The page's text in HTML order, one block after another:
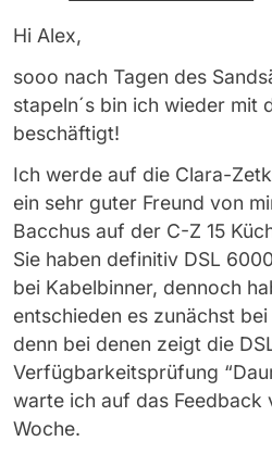
Hi Alex,
sooo nach Tagen des
stapeln´s bin ich wieder mit
beschäftigt!
Ich werde auf die Clara-
ein sehr guter Freund von
Bacchus auf der C-Z 15
Sie haben definitiv DSL
bei Kabelbinner, dennoch
entschieden es zunächst bei
denn bei denen zeigt die
Verfügbarkeitsprüfung
warte ich auf das Feedback
Woche.